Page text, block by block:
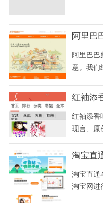
阿里巴
阿里巴巴
意。我们
红袖添
红袖添香
现言、原
小说,新
淘宝直
淘宝直通
淘宝网进